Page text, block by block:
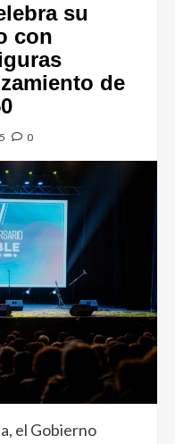
su
con
de
0
el Gobierno